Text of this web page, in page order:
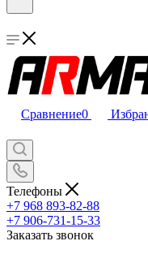
Сравнение0
Телефоны
+7 968 893-82-88
+7 906-731-15-33
Заказать звонок